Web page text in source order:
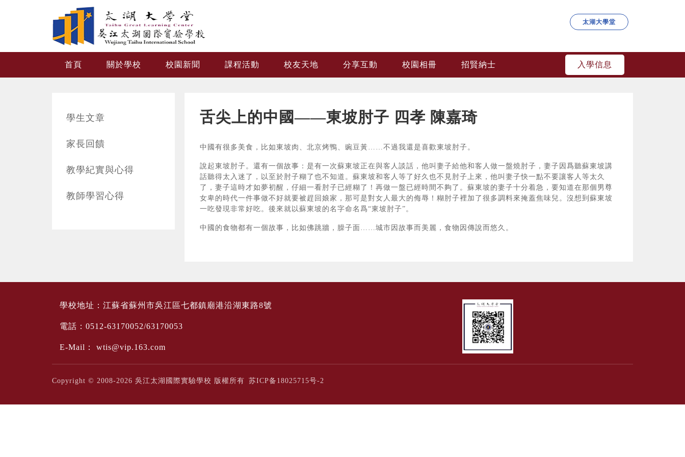
太湖大學堂
首頁 關於學校 校園新聞 課程活動 校友天地 分享互動 校園相冊 招賢納士 入學信息
學生文章
家長回饋
教學紀實與心得
教師學習心得
舌尖上的中國——東坡肘子 四孝 陳嘉琦
中國有很多美食，比如東坡肉、北京烤鴨、豌豆黃……不過我還是喜歡東坡肘子。
說起東坡肘子。還有一個故事：是有一次蘇東坡正在與客人談話，他叫妻子給他和客人做一盤燒肘子，妻子因爲聽蘇東坡講
話聽得太入迷了，以至於肘子糊了也不知道。蘇東坡和客人等了好久也不見肘子上來，他叫妻子快一點不要讓客人等太久
了，妻子這時才如夢初醒，仔細一看肘子已經糊了！再做一盤已經時間不夠了。蘇東坡的妻子十分着急，要知道在那個男尊
女卑的時代一件事做不好就要被趕回娘家，那可是對女人最大的侮辱！糊肘子裡加了很多調料來掩蓋焦味兒。沒想到蘇東坡
一吃發現非常好吃。後來就以蘇東坡的名字命名爲“東坡肘子”。
中國的食物都有一個故事，比如佛跳牆，臊子面……城市因故事而美麗，食物因傳說而悠久。
學校地址：江蘇省蘇州市吳江區七都鎮廟港沿湖東路8號
電話：0512-63170052/63170053
E-Mail： wtis@vip.163.com
Copyright © 2008-2026 吳江太湖國際實驗學校 版權所有 苏ICP备18025715号-2